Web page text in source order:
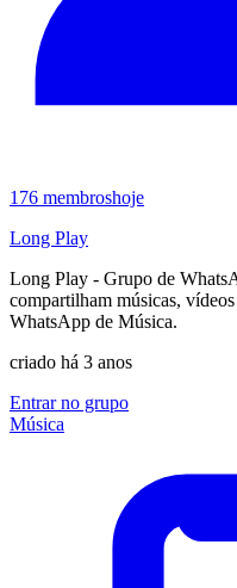
176 membroshoje
Long Play
Long Play - Grupo de
compartilham músicas,
WhatsApp de Música.
criado há 3 anos
Entrar no grupo
Música